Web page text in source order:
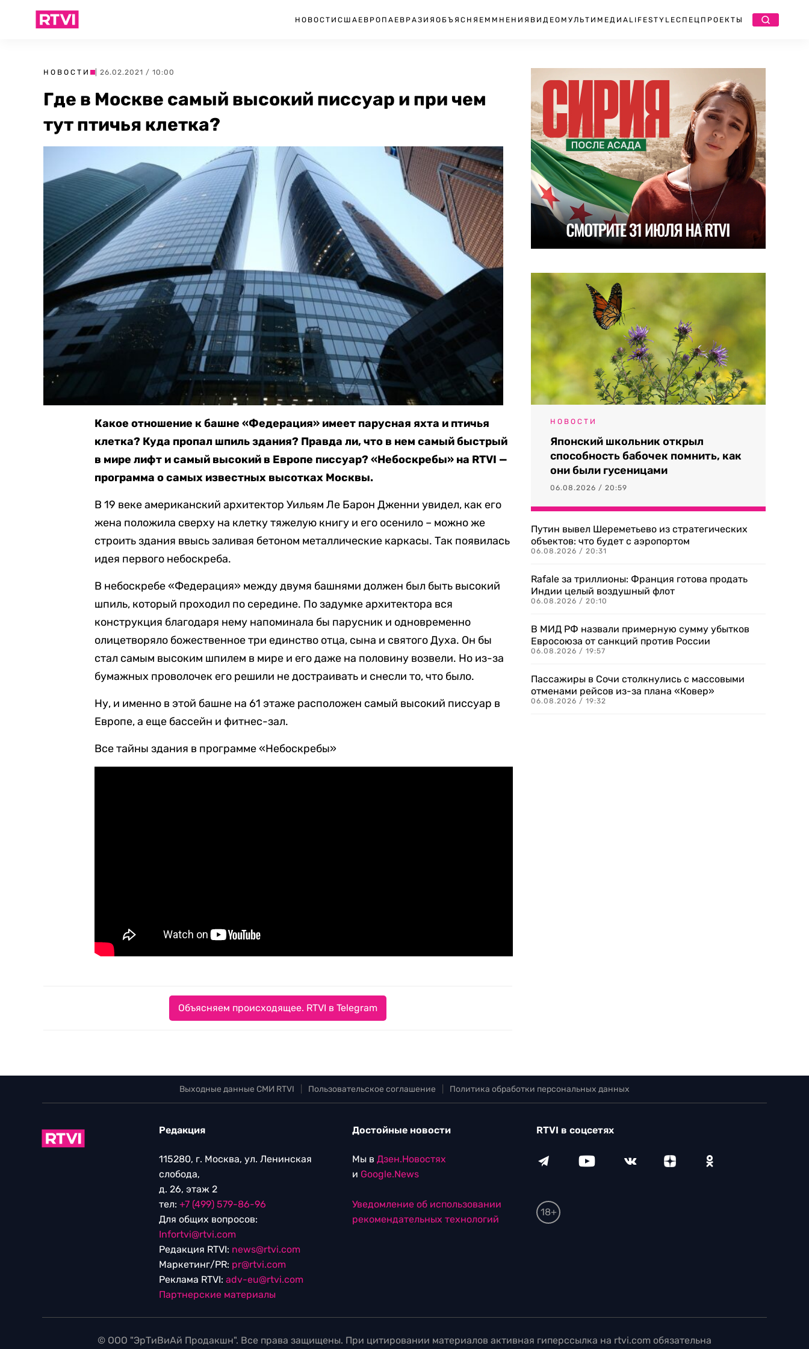
НОВОСТИ США ЕВРОПА ЕВРАЗИЯ ОБЪЯСНЯЕМ МНЕНИЯ ВИДЕО МУЛЬТИМЕДИА LIFESTYLEСПЕЦПРОЕКТЫ
НОВОСТИ | 26.02.2021 / 10:00
Где в Москве самый высокий писсуар и при чем
тут птичья клетка?
Какое отношение к башне «Федерация» имеет парусная яхта и птичья
клетка? Куда пропал шпиль здания? Правда ли, что в нем самый быстрый
в мире лифт и самый высокий в Европе писсуар? «Небоскребы» на RTVI —
программа о самых известных высотках Москвы.
В 19 веке американский архитектор Уильям Ле Барон Дженни увидел, как его
жена положила сверху на клетку тяжелую книгу и его осенило – можно же
строить здания ввысь заливая бетоном металлические каркасы. Так появилась
идея первого небоскреба.
В небоскребе «Федерация» между двумя башнями должен был быть высокий
шпиль, который проходил по середине. По задумке архитектора вся
конструкция благодаря нему напоминала бы парусник и одновременно
олицетворяло божественное три единство отца, сына и святого Духа. Он бы
стал самым высоким шпилем в мире и его даже на половину возвели. Но из-за
бумажных проволочек его решили не достраивать и снесли то, что было.
Ну, и именно в этой башне на 61 этаже расположен самый высокий писсуар в
Европе, а еще бассейн и фитнес-зал.
Все тайны здания в программе «Небоскребы»
Объясняем происходящее. RTVI в Telegram
НОВОСТИ
Японский школьник открыл
способность бабочек помнить, как
они были гусеницами
06.08.2026 / 20:59
Путин вывел Шереметьево из стратегических
объектов: что будет с аэропортом
06.08.2026 / 20:31
Rafale за триллионы: Франция готова продать
Индии целый воздушный флот
06.08.2026 / 20:10
В МИД РФ назвали примерную сумму убытков
Евросоюза от санкций против России
06.08.2026 / 19:57
Пассажиры в Сочи столкнулись с массовыми
отменами рейсов из-за плана «Ковер»
06.08.2026 / 19:32
Выходные данные СМИ RTVI Пользовательское соглашение Политика обработки персональных данных
Редакция
115280, г. Москва, ул. Ленинская
слобода,
д. 26, этаж 2
тел: +7 (499) 579-86-96
Для общих вопросов:
Infortvi@rtvi.com
Редакция RTVI: news@rtvi.com
Маркетинг/PR: pr@rtvi.com
Реклама RTVI: adv-eu@rtvi.com
Партнерские материалы
Достойные новости
Мы в Дзен.Новостях
и Google.News
Уведомление об использовании
рекомендательных технологий
RTVI в соцсетях
18+
© ООО "ЭрТиВиАй Продакшн". Все права защищены. При цитировании материалов активная гиперссылка на rtvi.com обязательна